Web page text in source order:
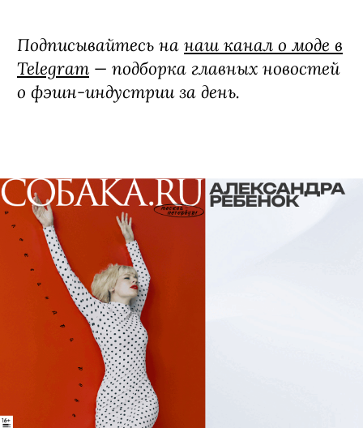
Подписывайтесь на наш канал о моде в
Telegram — подборка главных новостей
о фэшн-индустрии за день.